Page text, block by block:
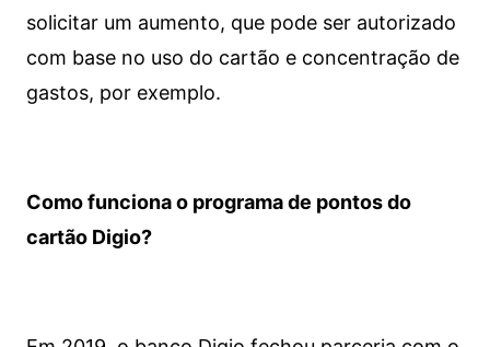
solicitar um aumento, que pode ser autorizado
com base no uso do cartão e concentração de
gastos, por exemplo.
Como funciona o programa de pontos do
cartão Digio?